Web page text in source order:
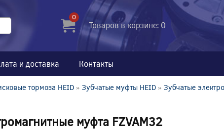
0
Товаров в корзине: 0
и доставка Контакты
тормоза HEID » Зубчатые муфты HEID » Зубчатые
муфта FZVAM32